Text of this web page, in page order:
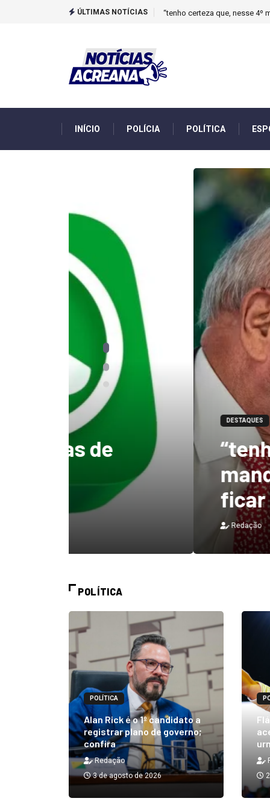
ÚLTIMAS NOTÍCIAS Novo boletim indica El Niño
INÍCIO POLÍCIA POLÍTICA
“tenho certeza
mandato, Lula
ficar no Senado”,
3 de agosto de 2026
POLÍTICA
POLÍTICA
Alan Rick é o 1º candidato a
registrar plano de governo;
confira
Redação
3 de agosto de 2026